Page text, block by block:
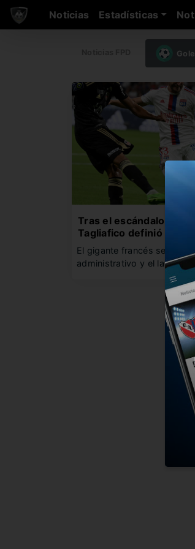
Noticias Estadísticas
Tras el escándalo de
Tagliafico definió su
El gigante francés se salvó
administrativo y el lateral